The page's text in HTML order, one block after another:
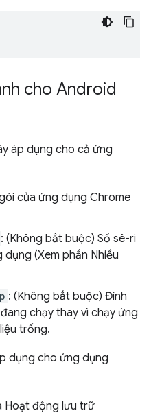
cho Android
áp dụng cho cả ứng
của ứng dụng Chrome
: (Không bắt buộc) Số sê-ri
(Xem phần Nhiều
: (Không bắt buộc) Đính
chạy thay vì chạy ứng
trống.
dụng cho ứng dụng
Hoạt động lưu trữ